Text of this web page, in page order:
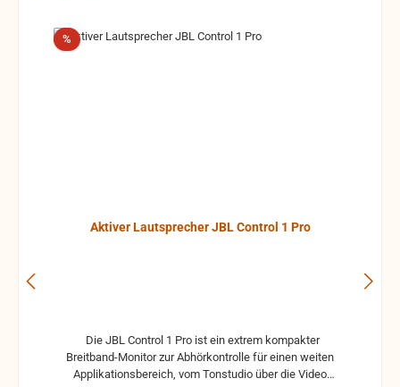
%Rabatt
Aktiver Lautsprecher JBL Control 1 Pro
Breitband-Monitor zur Abhörkontrolle für einen weiten
Applikationsbereich, vom Tonstudio über die Video